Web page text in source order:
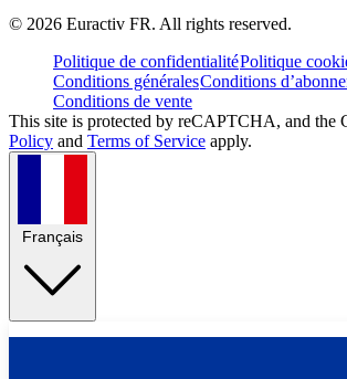
© 2026 Euractiv FR. All rights reserved.
Politique de confidentialitéPolitique
Conditions généralesConditions
Conditions de vente
This site is protected by reCAPTCHA, and the
Policy and Terms of Service apply.
Français